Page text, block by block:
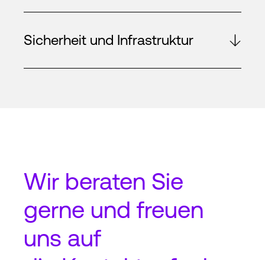
Sicherheit und Infrastruktur
Wir beraten Sie
gerne und freuen
uns auf